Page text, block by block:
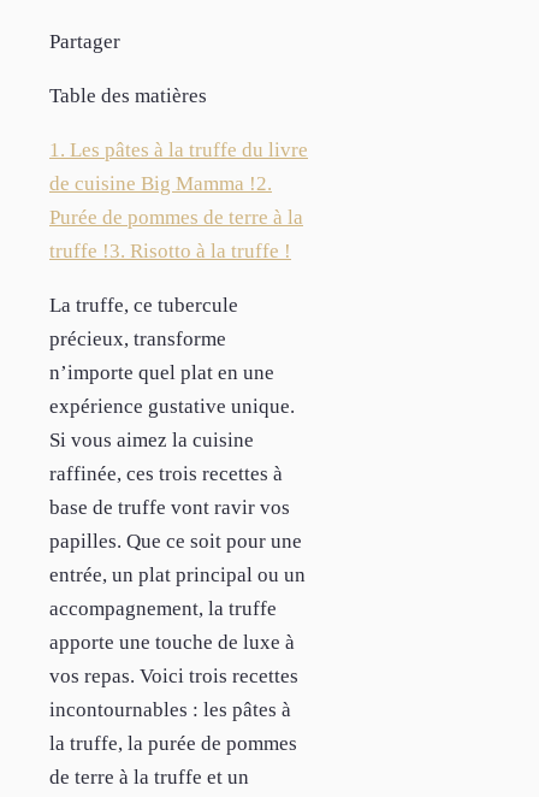
Partager
Table des matières
1. Les pâtes à la truffe du livre
de cuisine Big Mamma !2.
Purée de pommes de terre à la
truffe !3. Risotto à la truffe !
La truffe, ce tubercule
précieux, transforme
n’importe quel plat en une
expérience gustative unique.
Si vous aimez la cuisine
raffinée, ces trois recettes à
base de truffe vont ravir vos
papilles. Que ce soit pour une
entrée, un plat principal ou un
accompagnement, la truffe
apporte une touche de luxe à
vos repas. Voici trois recettes
incontournables : les pâtes à
la truffe, la purée de pommes
de terre à la truffe et un